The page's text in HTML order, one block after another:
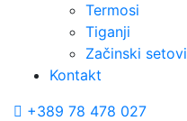
Termosi
Tiganji
Začinski setovi
Kontakt
+389 78 478 027